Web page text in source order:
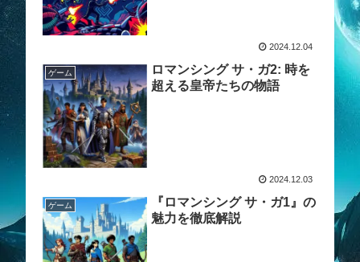
2024.12.04
ゲーム
ロマンシング サ・ガ2: 時を
超える皇帝たちの物語
2024.12.03
ゲーム
『ロマンシング サ・ガ1』の
魅力を徹底解説